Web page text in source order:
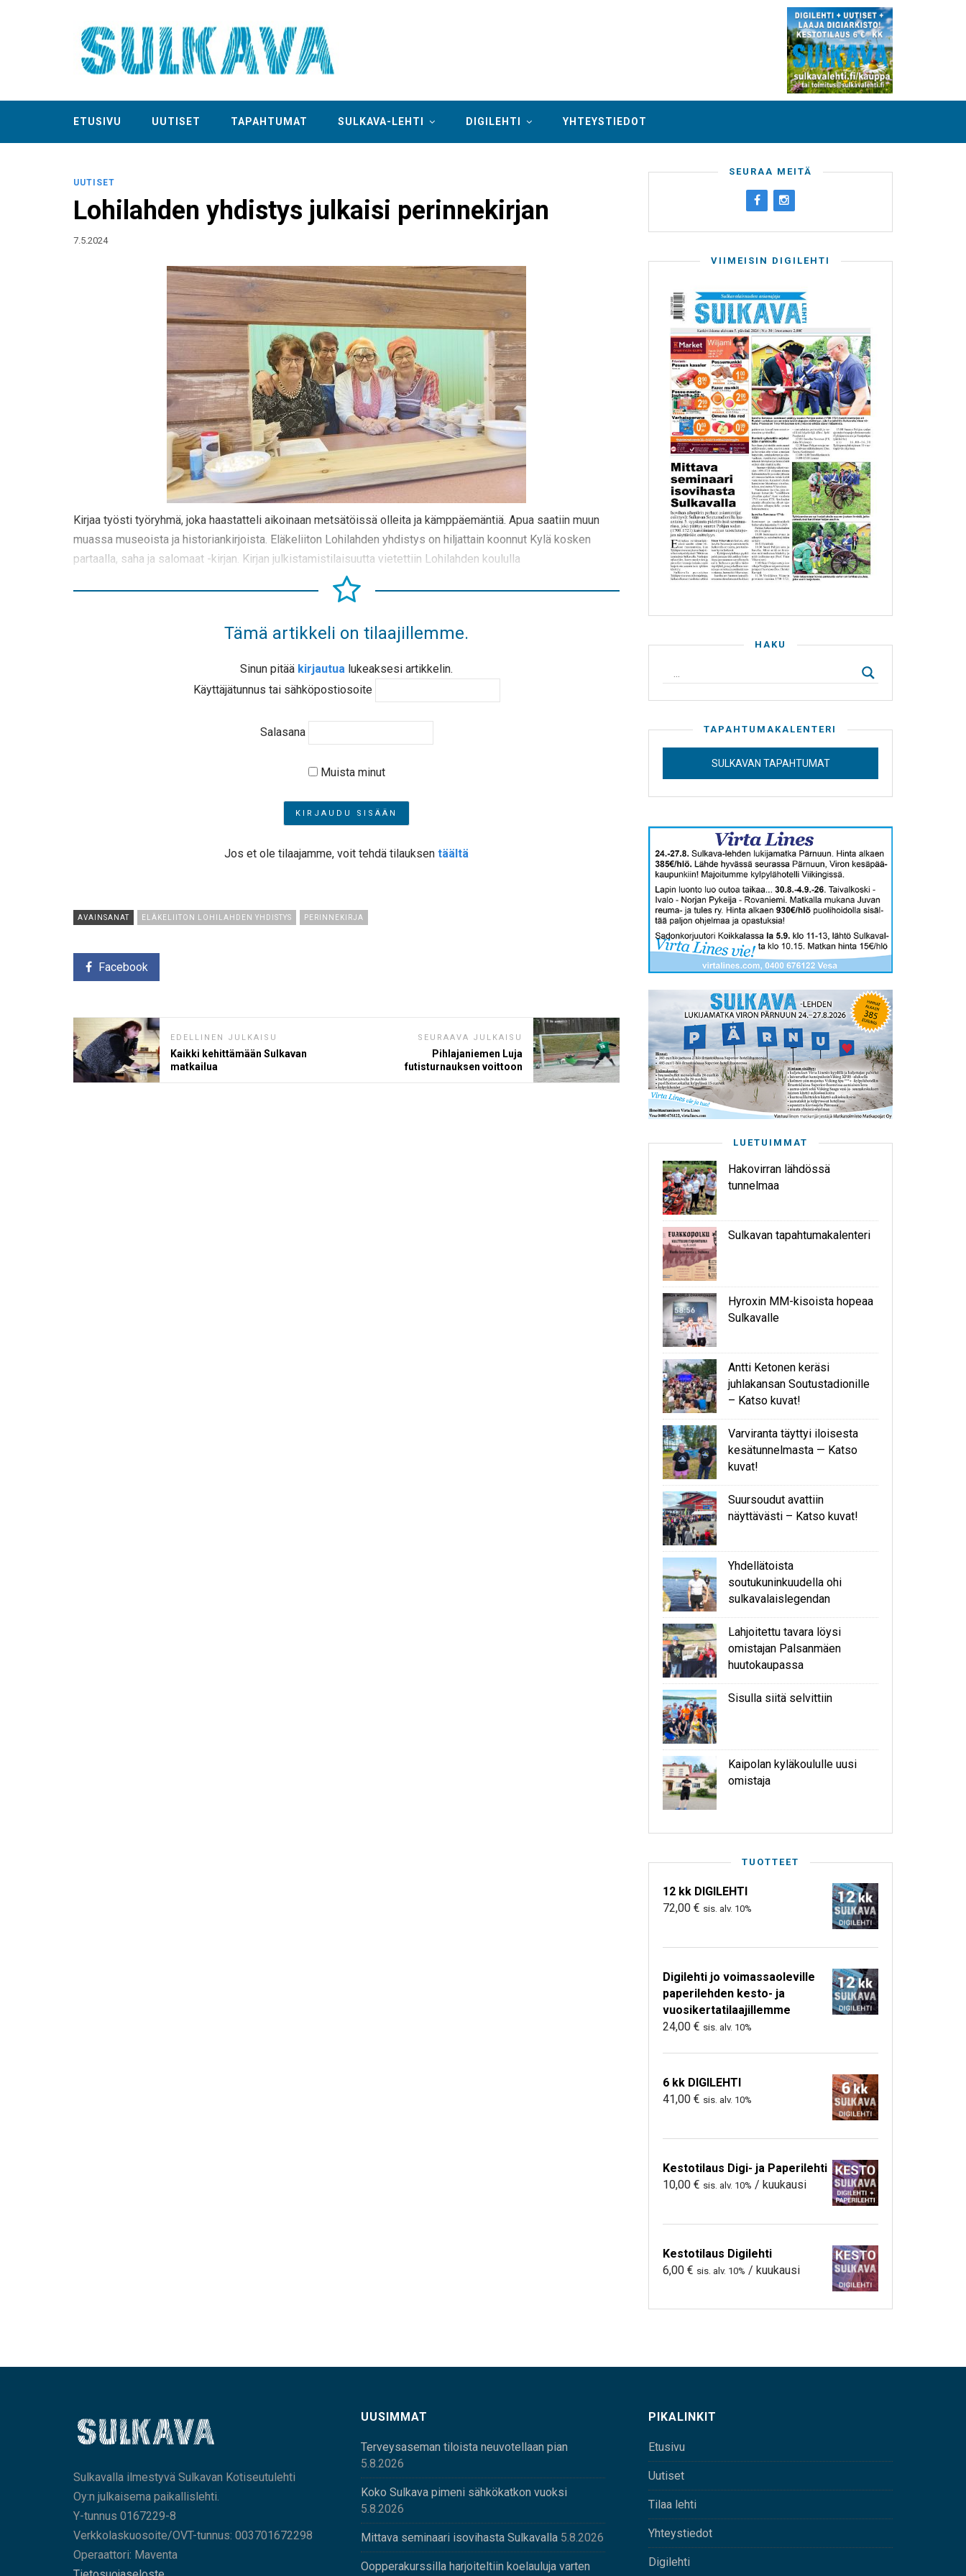
ETUSIVU UUTISET TAPAHTUMAT SULKAVA-LEHTI DIGILEHTI YHTEYSTIEDOT
UUTISET
Lohilahden yhdistys julkaisi perinnekirjan
7.5.2024
Kirjaa työsti työryhmä, joka haastatteli aikoinaan metsätöissä olleita ja kämppäemäntiä. Apua saatiin muun
muassa museoista ja historiankirjoista. Eläkeliiton Lohilahden yhdistys on hiljattain koonnut Kylä kosken
partaalla, saha ja salomaat -kirjan. Kirjan julkistamistilaisuutta vietettiin Lohilahden koululla
Tämä artikkeli on tilaajillemme.
Sinun pitää kirjautua lukeaksesi artikkelin.
Käyttäjätunnus tai sähköpostiosoite
Salasana
Muista minut
Jos et ole tilaajamme, voit tehdä tilauksen täältä
AVAINSANAT ELÄKELIITON LOHILAHDEN YHDISTYS PERINNEKIRJA
Facebook
EDELLINEN JULKAISU
Kaikki kehittämään Sulkavan
matkailua
SEURAAVA JULKAISU
Pihlajaniemen Luja
futisturnauksen voittoon
SEURAA MEITÄ
VIIMEISIN DIGILEHTI
HAKU
TAPAHTUMAKALENTERI
SULKAVAN TAPAHTUMAT
LUETUIMMAT
Hakovirran lähdössä
tunnelmaa
Sulkavan tapahtumakalenteri
Hyroxin MM-kisoista hopeaa
Sulkavalle
Antti Ketonen keräsi
juhlakansan Soutustadionille
– Katso kuvat!
Varviranta täyttyi iloisesta
kesätunnelmasta — Katso
kuvat!
Suursoudut avattiin
näyttävästi – Katso kuvat!
Yhdellätoista
soutukuninkuudella ohi
sulkavalaislegendan
Lahjoitettu tavara löysi
omistajan Palsanmäen
huutokaupassa
Sisulla siitä selvittiin
Kaipolan kyläkoululle uusi
omistaja
TUOTTEET
12 kk DIGILEHTI
72,00 € sis. alv. 10%
Digilehti jo voimassaoleville
paperilehden kesto- ja
vuosikertatilaajillemme
24,00 € sis. alv. 10%
6 kk DIGILEHTI
41,00 € sis. alv. 10%
Kestotilaus Digi- ja Paperilehti
10,00 € sis. alv. 10% / kuukausi
Kestotilaus Digilehti
6,00 € sis. alv. 10% / kuukausi
Sulkavalla ilmestyvä Sulkavan Kotiseutulehti
Oy:n julkaisema paikallislehti.
Y-tunnus 0167229-8
Verkkolaskuosoite/OVT-tunnus: 003701672298
Operaattori: Maventa
UUSIMMAT
Terveysaseman tiloista neuvotellaan pian
5.8.2026
Koko Sulkava pimeni sähkökatkon vuoksi
5.8.2026
Mittava seminaari isovihasta Sulkavalla 5.8.2026
Oopperakurssilla harjoiteltiin koelauluja varten
PIKALINKIT
Etusivu
Uutiset
Tilaa lehti
Yhteystiedot
Digilehti